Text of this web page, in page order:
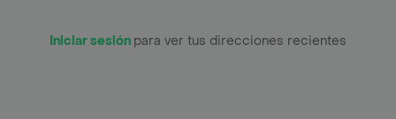
Iniciar sesión para ver tus direcciones recientes